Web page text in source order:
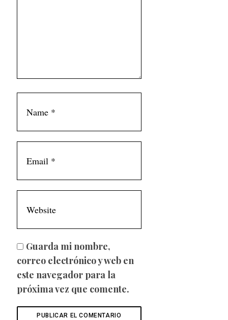
Guarda mi nombre,
correo electrónico y web en
este navegador para la
próxima vez que comente.